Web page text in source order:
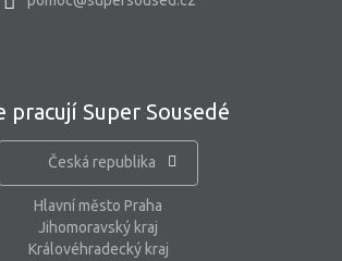
pracují Super Sousedé
Česká republika
Hlavní město Praha
Jihomoravský kraj
Královéhradecký kraj